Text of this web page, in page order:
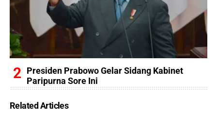
Presiden Prabowo Gelar Sidang Kabinet
Paripurna Sore Ini
Related Articles